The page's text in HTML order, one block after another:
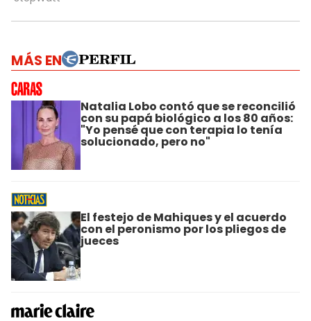
MÁS EN
Natalia Lobo contó que se reconcilió
con su papá biológico a los 80 años:
"Yo pensé que con terapia lo tenía
solucionado, pero no"
El festejo de Mahiques y el acuerdo
con el peronismo por los pliegos de
jueces